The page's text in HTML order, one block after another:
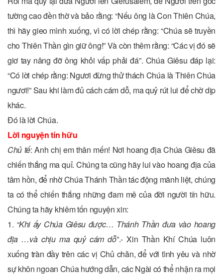
tường cao đền thờ và bảo rằng: “Nếu ông là Con Thiên Chúa,
thì hãy gieo mình xuống, vì có lời chép rằng: “Chúa sẽ truyền
cho Thiên Thần gìn giữ ông!” Và còn thêm rằng: “Các vị đó sẽ
giơ tay nâng đỡ ông khỏi vấp phải đá”. Chúa Giêsu đáp lại:
“Có lời chép rằng: Ngươi đừng thử thách Chúa là Thiên Chúa
ngươi!” Sau khi làm đủ cách cám dỗ, ma quỷ rút lui để chờ dịp
khác.
Ðó là lời Chúa.
Lời nguyện tín hữu
Chủ tế: Anh chị em thân mến! Nơi hoang địa Chúa Giêsu đã
chiến thắng ma quỉ. Chúng ta cũng hãy lui vào hoang địa của
tâm hồn, để nhờ Chúa Thánh Thần tác động mãnh liệt, chúng
ta có thể chiến thắng những đam mê của đời người tín hữu.
Chúng ta hãy khiêm tốn nguyện xin:
1. “Khi ấy Chúa Giêsu được… Thánh Thần đưa vào hoang
địa …và chịu ma quỷ cám dỗ”.- Xin Thần Khí Chúa luôn
xuống tràn đầy trên các vị Chủ chăn, để với tình yêu và nhờ
sự khôn ngoan Chúa hướng dẫn, các Ngài có thể nhận ra mọi